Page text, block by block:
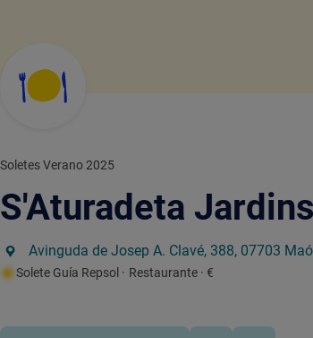
Soletes Verano 2025
S'Aturadeta Jardins
Avinguda de Josep A. Clavé, 388, 07703
Solete Guía Repsol · Restaurante · €